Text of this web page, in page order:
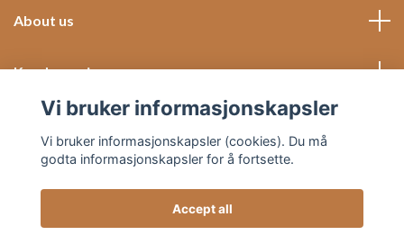
About us
Kundeservice
Vi bruker informasjonskapsler
Vi bruker informasjonskapsler (cookies). Du må
godta informasjonskapsler for å fortsette.
Accept all